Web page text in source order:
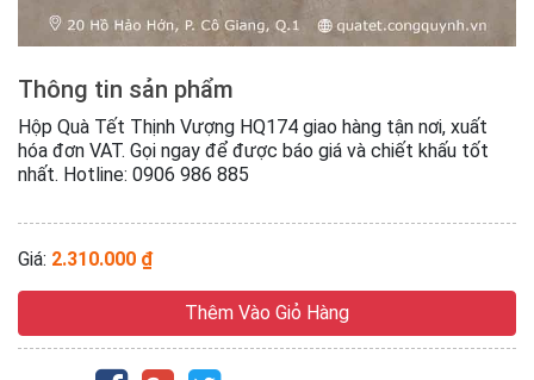
Thông tin sản phẩm
Hộp Quà Tết Thịnh Vượng HQ174 giao hàng tận nơi, xuất
hóa đơn VAT. Gọi ngay để được báo giá và chiết khấu tốt
nhất. Hotline: 0906 986 885
Giá: 2.310.000 ₫
Thêm Vào Giỏ Hàng